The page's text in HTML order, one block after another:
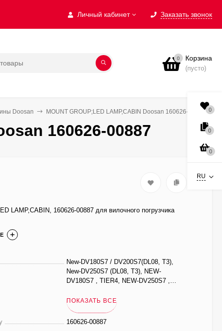
Личный кабинет Заказать звонок
0 Корзина
(пусто)
Doosan MOUNT GROUP;LED LAMP,CABIN Doosan 160626-00887
160626-00887
LAMP,CABIN, 160626-00887 для вилочного погрузчика
New-DV180S7 / DV200S7(DL08, T3),
New-DV250S7 (DL08, T3), NEW-
DV180S7 , TIER4, NEW-DV250S7 ,
ПОКАЗАТЬ ВСЕ
160626-00887
0
0
0
RU